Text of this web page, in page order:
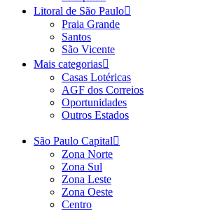
Litoral de São Paulo
Praia Grande
Santos
São Vicente
Mais categorias
Casas Lotéricas
AGF dos Correios
Oportunidades
Outros Estados
São Paulo Capital
Zona Norte
Zona Sul
Zona Leste
Zona Oeste
Centro